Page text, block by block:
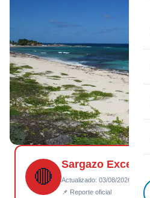
🔴
Sargazo Excesivo
Actualizado: 03/08/2026 18:23
📌 Reporte oficial